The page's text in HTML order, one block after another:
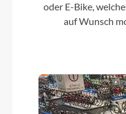
oder E-Bike,
auf Wunsch